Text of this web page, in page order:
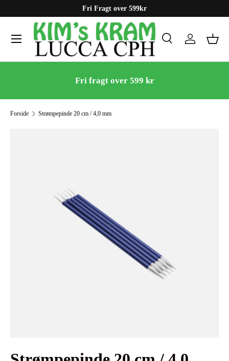
Gå til indhold
Fri Fragt over 599kr
Søg
Søg Log indKurv
Menu
Fri fragt over 599 kr
Forside Strømpepinde 20 cm / 4,0 mm